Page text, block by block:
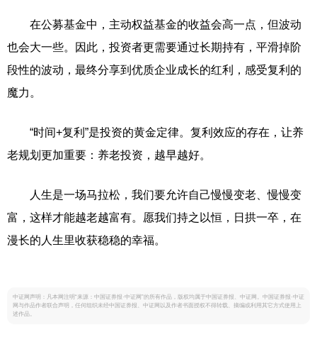
在公募基金中，主动权益基金的收益会高一点，但波动
也会大一些。因此，投资者更需要通过长期持有，平滑掉阶
段性的波动，最终分享到优质企业成长的红利，感受复利的
魔力。
“时间+复利”是投资的黄金定律。复利效应的存在，让养
老规划更加重要：养老投资，越早越好。
人生是一场马拉松，我们要允许自己慢慢变老、慢慢变
富，这样才能越老越富有。愿我们持之以恒，日拱一卒，在
漫长的人生里收获稳稳的幸福。
中证网声明：凡本网注明“来源：中国证券报·中证网”的所有作品，版权均属于中国证券报、中证网。中国证券报·中证
网与作品作者联合声明，任何组织未经中国证券报、中证网以及作者书面授权不得转载、摘编或利用其它方式使用上
述作品。